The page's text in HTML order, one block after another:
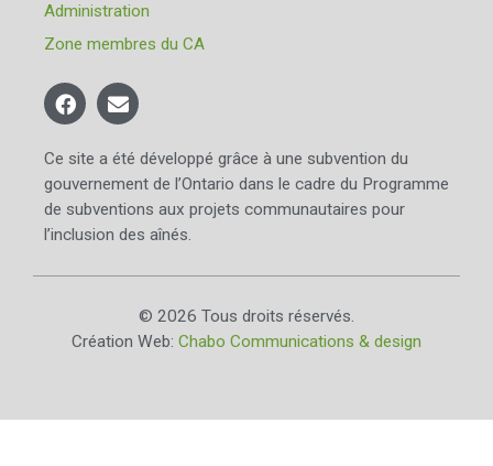
Administration
Zone membres du CA
Ce site a été développé grâce à une subvention du
gouvernement de l’Ontario dans le cadre du Programme
de subventions aux projets communautaires pour
l’inclusion des aînés.
© 2026 Tous droits réservés.
Création Web: Chabo Communications & design